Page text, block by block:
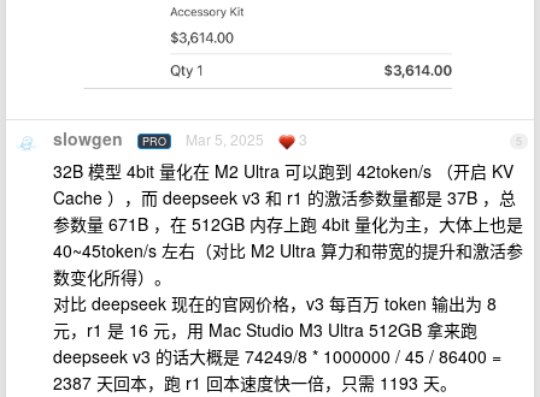
5
slowgen PRO Mar 5, 2025 3
32B 模型 4bit 量化在 M2 Ultra 可以跑到 42token/s （开启 KV
Cache ），而 deepseek v3 和 r1 的激活参数量都是 37B ，总
参数量 671B ，在 512GB 内存上跑 4bit 量化为主，大体上也是
40~45token/s 左右（对比 M2 Ultra 算力和带宽的提升和激活参
数变化所得）。
对比 deepseek 现在的官网价格，v3 每百万 token 输出为 8
元，r1 是 16 元，用 Mac Studio M3 Ultra 512GB 拿来跑
deepseek v3 的话大概是 74249/8 * 1000000 / 45 / 86400 =
2387 天回本，跑 r1 回本速度快一倍，只需 1193 天。